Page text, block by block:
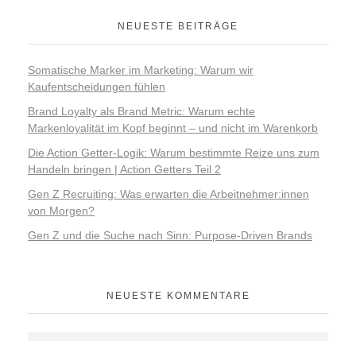
NEUESTE BEITRÄGE
Somatische Marker im Marketing: Warum wir
Kaufentscheidungen fühlen
Brand Loyalty als Brand Metric: Warum echte
Markenloyalität im Kopf beginnt – und nicht im Warenkorb
Die Action Getter-Logik: Warum bestimmte Reize uns zum
Handeln bringen | Action Getters Teil 2
Gen Z Recruiting: Was erwarten die Arbeitnehmer:innen
von Morgen?
Gen Z und die Suche nach Sinn: Purpose-Driven Brands
NEUESTE KOMMENTARE